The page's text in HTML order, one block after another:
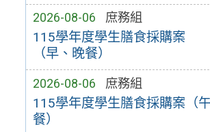
2026-08-06 庶務組
115學年度學生膳食採購案
（早、晚餐）
2026-08-06 庶務組
115學年度學生膳食採購案（
餐）